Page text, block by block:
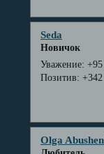
Seda
Новичок
Уважение: +95
Позитив: +342
Olga